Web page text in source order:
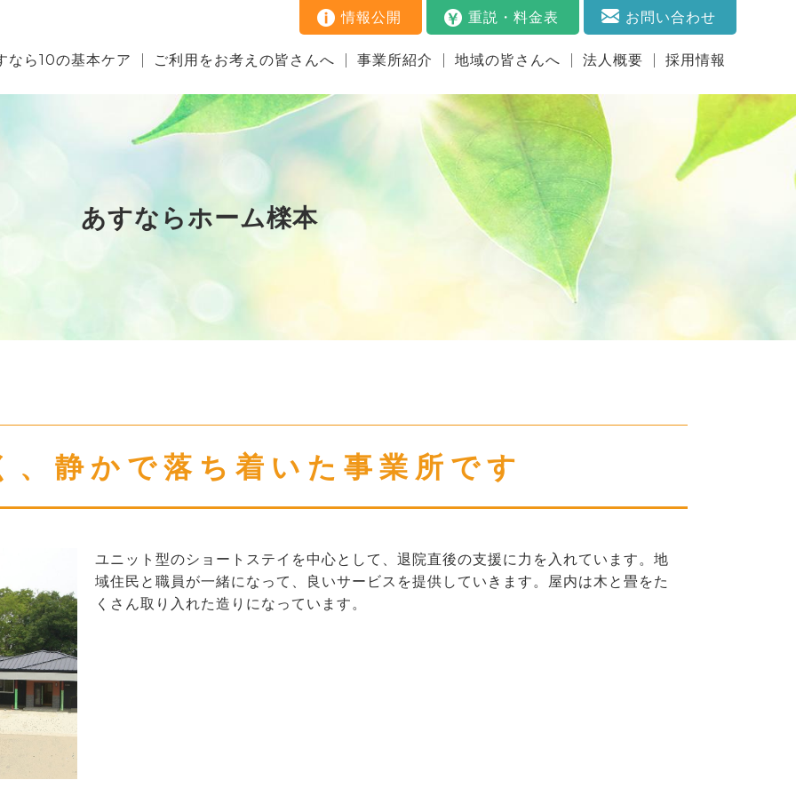
なら10の基本ケア ご利用をお考えの皆さんへ 事業所紹介 地域の皆さんへ 法人概要 採用情報
情報公開 重説・料金表 お問い合わせ
あすならホーム檪本
、静かで落ち着いた事業所です
ユニット型のショートステイを中心として、退院直後の支援に力を入れています。地
域住民と職員が一緒になって、良いサービスを提供していきます。屋内は木と畳をた
くさん取り入れた造りになっています。